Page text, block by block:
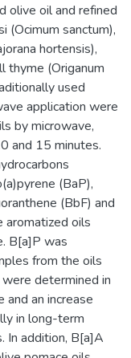
olive oil and refined
(Ocimum sanctum),
hortensis),
thyme (Origanum
used
application were
by microwave,
and 15 minutes.
(BaP),
(BbF) and
aromatized oils
B[a]P was
from the oils
determined in
an increase
in long-term
In addition, B[a]A